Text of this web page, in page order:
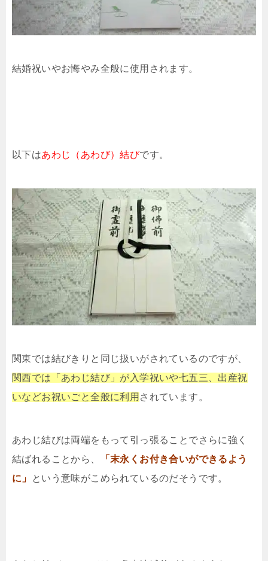
結婚祝いやお悔やみ全般に使用されます。
以下はあわじ（あわび）結びです。
関東では結びきりと同じ扱いがされているのですが、
関西では「あわじ結び」が入学祝いや七五三、出産祝
いなどお祝いごと全般に利用 されています。
あわじ結びは両端をもって引っ張ることでさらに強く
結ばれることから、
「末永くお付き合いができるよう
に」
という意味がこめられているのだそうです。